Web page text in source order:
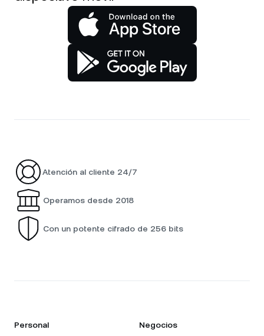
Atención al cliente 24/7
Operamos desde 2018
Con un potente cifrado de 256 bits
Personal Negocios